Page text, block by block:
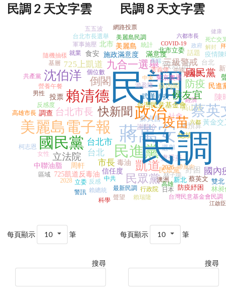
民調 2 天文字雲
民調
蔣萬安
政治
美麗島電子報
國民黨
民進黨
賴清德
凱道
沈伯洋
民眾黨
快新聞
倒閣
九合一選舉
台北市長
立法院
致癌油
市長
725上凱道
台北市
台北
施政滿意度
選舉
美麗島
周軒
滿意度
北市
調查
725凱道反毒油 信任度
盧秀燕
投票
毒油
中聯油脂
社會
食安
總預算
總統
高山症
中共
反感
最新民調
賴總統
2026
2028
美麗島民調
反感度
好感度
營養午餐
就業
軍事施壓
男性
聲望
經濟
女性
區域
林子揚
行政院
賴瑞隆
立委
台北市長選舉
警訊
柯志恩
高雄市長
帶風向
高雄
統計
科學
隨機抽樣
個位數
五五波 網路投票
基層
共產黨
每頁顯示 10 筆
搜尋
民調 8 天文字雲
民調
蔡英
疫苗
侯友宜
防疫
國民黨
國內
三級警戒
陳
紓困
台灣民意基金會
蘇內閣
黃金交
武漢肺炎
蘇貞昌
民進
民眾黨
謝龍介
蔡英文
東京奧運
台北
話題
新北
疫情陳
雙北
北市立委
林昶
防疫紓困
菅義偉
游盈隆
澳洲
台灣民意基金會民調
日本
六都
解封
高端
政府
中央
死亡交
COVID-19
六都市長
健康
江啟臣
中國
每頁顯示 10 筆
搜尋